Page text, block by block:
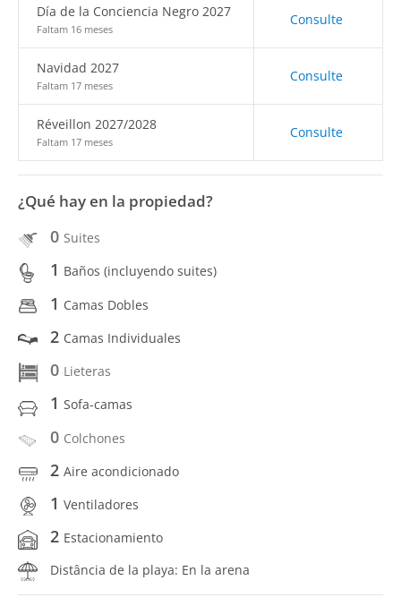
Día de la Conciencia Negro 2027
Faltam 16 meses
Consulte
Navidad 2027
Faltam 17 meses
Consulte
Réveillon 2027/2028
Faltam 17 meses
Consulte
¿Qué hay en la propiedad?
0 Suites
1 Baños (incluyendo suites)
1 Camas Dobles
2 Camas Individuales
0 Lieteras
1 Sofa-camas
0 Colchones
2 Aire acondicionado
1 Ventiladores
2 Estacionamiento
Distância de la playa: En la arena